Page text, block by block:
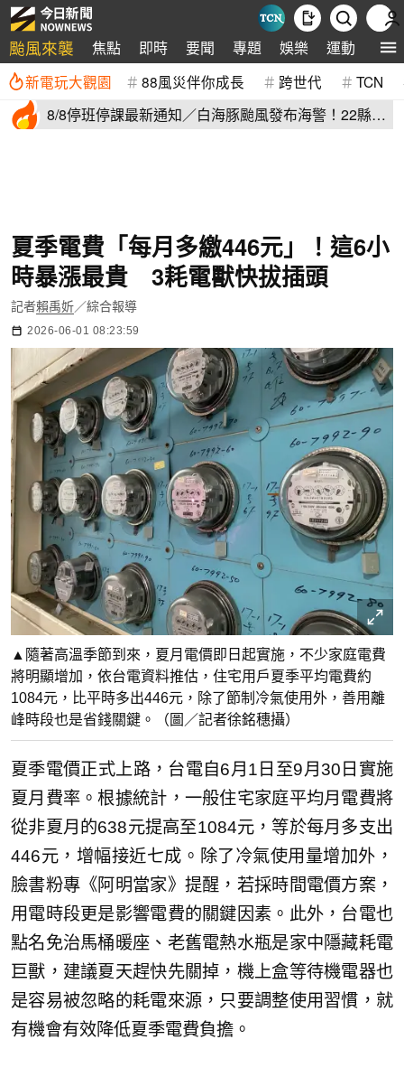
颱風來襲 焦點 即時 要聞 專題 娛樂 運動 全球
新電玩大觀園 88風災伴你成長 跨世代 TCN
8/8停班停課最新通知／白海豚颱風發布海警！22縣市
夏季電費「每月多繳446元」！這6小
時暴漲最貴 3耗電獸快拔插頭
記者賴禹妡／綜合報導
2026-06-01 08:23:59
▲隨著高溫季節到來，夏月電價即日起實施，不少家庭電費
將明顯增加，依台電資料推估，住宅用戶夏季平均電費約
1084元，比平時多出446元，除了節制冷氣使用外，善用離
峰時段也是省錢關鍵。（圖／記者徐銘穗攝）
夏季電價正式上路，台電自6月1日至9月30日實施
夏月費率。根據統計，一般住宅家庭平均月電費將
從非夏月的638元提高至1084元，等於每月多支出
446元，增幅接近七成。除了冷氣使用量增加外，
臉書粉專《阿明當家》提醒，若採時間電價方案，
用電時段更是影響電費的關鍵因素。此外，台電也
點名免治馬桶暖座、老舊電熱水瓶是家中隱藏耗電
巨獸，建議夏天趕快先關掉，機上盒等待機電器也
是容易被忽略的耗電來源，只要調整使用習慣，就
有機會有效降低夏季電費負擔。